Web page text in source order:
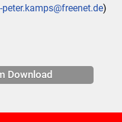
peter.kamps@freenet.de)
Download